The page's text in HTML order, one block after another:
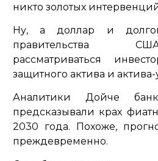
никто золотых
Ну, а доллар и
правительства
рассматриваться
защитного актива и
Аналитики Дойче
предсказывали крах
2030 года. Похоже,
преждевременно.